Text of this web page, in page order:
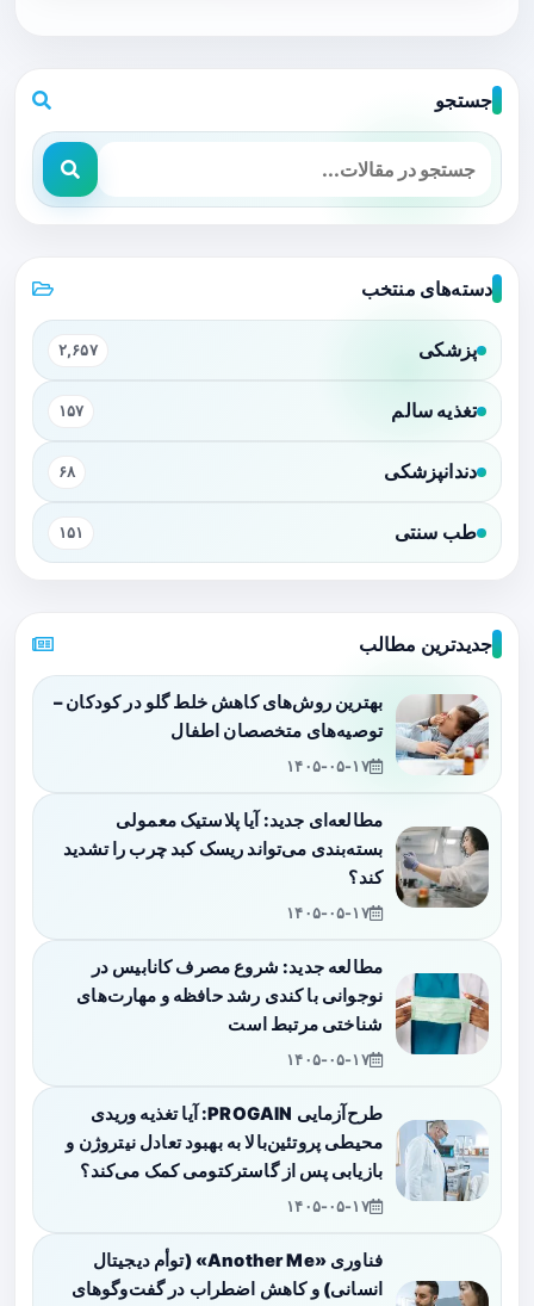
جستجو
دسته‌های منتخب
پزشکی ۲,۶۵۷
تغذیه سالم ۱۵۷
دندانپزشکی ۶۸
طب سنتی ۱۵۱
جدیدترین مطالب
بهترین روش‌های کاهش خلط گلو در کودکان –
توصیه‌های متخصصان اطفال
۱۴۰۵-۰۵-۱۷
مطالعه‌ای جدید: آیا پلاستیک معمولی
بسته‌بندی می‌تواند ریسک کبد چرب را تشدید
کند؟
۱۴۰۵-۰۵-۱۷
مطالعه جدید: شروع مصرف کانابیس در
نوجوانی با کندی رشد حافظه و مهارت‌های
شناختی مرتبط است
۱۴۰۵-۰۵-۱۷
طرح‌آزمایی PROGAIN: آیا تغذیه وریدی
محیطی پروتئین‌بالا به بهبود تعادل نیتروژن و
بازیابی پس از گاسترکتومی کمک می‌کند؟
۱۴۰۵-۰۵-۱۷
فناوری «Another Me» (توأم دیجیتال
انسانی) و کاهش اضطراب در گفت‌وگوهای